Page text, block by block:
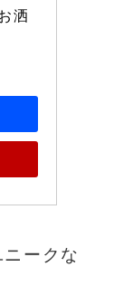
洒
ークな